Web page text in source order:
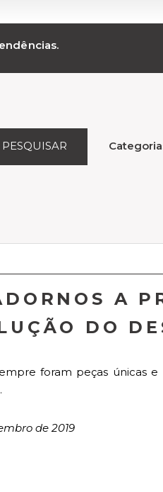
PESQUISAR
A
DO
foram peças únicas
de 2019